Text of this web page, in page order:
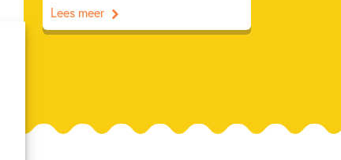
Lees meer